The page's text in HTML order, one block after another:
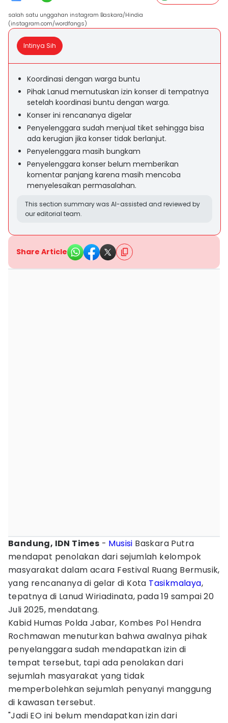
salah satu unggahan instagram Baskara/Hindia
(instagram.com/wordfangs)
Intinya Sih
Koordinasi dengan warga buntu
Pihak Lanud memutuskan izin konser di tempatnya
setelah koordinasi buntu dengan warga.
Konser ini rencananya digelar
Penyelenggara sudah menjual tiket sehingga bisa
ada kerugian jika konser tidak berlanjut.
Penyelenggara masih bungkam
Penyelenggara konser belum memberikan
komentar panjang karena masih mencoba
menyelesaikan permasalahan.
This section summary was AI-assisted and reviewed by
our editorial team.
Share Article
Bandung, IDN Times - Musisi Baskara Putra
mendapat penolakan dari sejumlah kelompok
masyarakat dalam acara Festival Ruang Bermusik,
yang rencananya di gelar di Kota Tasikmalaya,
tepatnya di Lanud Wiriadinata, pada 19 sampai 20
Juli 2025, mendatang.
Kabid Humas Polda Jabar, Kombes Pol Hendra
Rochmawan menuturkan bahwa awalnya pihak
penyelanggara sudah mendapatkan izin di
tempat tersebut, tapi ada penolakan dari
sejumlah masyarakat yang tidak
memperbolehkan sejumlah penyanyi manggung
di kawasan tersebut.
"Jadi EO ini belum mendapatkan izin dari